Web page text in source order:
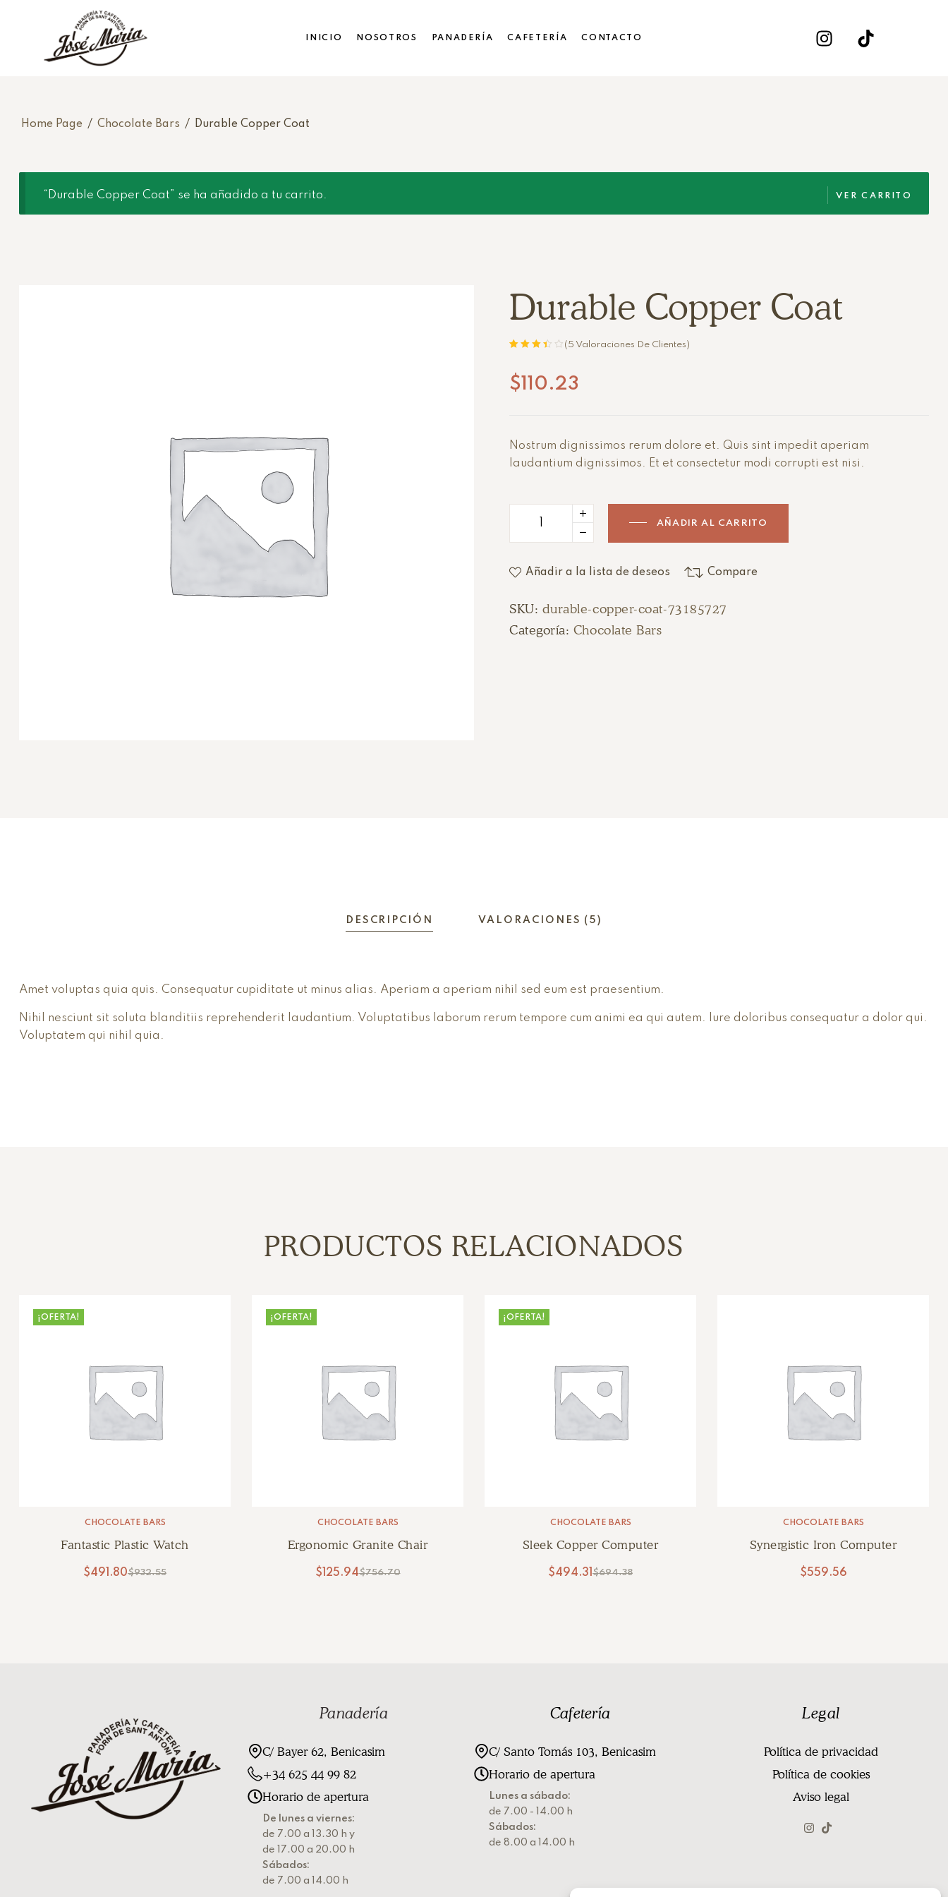
INICIO NOSOTROS PANADERÍA CAFETERÍA CONTACTO
Home Page / Chocolate Bars / Durable Copper Coat
“Durable Copper Coat” se ha añadido a tu carrito. VER CARRITO
Durable Copper Coat
de 5 en
(5 Valoraciones De Clientes)
$110.23
Nostrum dignissimos rerum dolore et. Quis sint impedit aperiam
laudantium dignissimos. Et et consectetur modi corrupti est nisi.
AÑADIR AL CARRITO
Añadir a la lista de deseos Compare
SKU: durable-copper-coat-73185727
Categoría: Chocolate Bars
DESCRIPCIÓN VALORACIONES (5)
Amet voluptas quia quis. Consequatur cupiditate ut minus alias. Aperiam a aperiam nihil sed eum est praesentium.
Nihil nesciunt sit soluta blanditiis reprehenderit laudantium. Voluptatibus laborum rerum tempore cum animi ea qui autem. Iure doloribus consequatur a dolor qui.
Voluptatem qui nihil quia.
PRODUCTOS RELACIONADOS
¡OFERTA!
CHOCOLATE BARS
Fantastic Plastic Watch
$932.55
$491.80
¡OFERTA!
CHOCOLATE BARS
Ergonomic Granite Chair
$756.70
$ 125.94
¡OFERTA!
CHOCOLATE BARS
Sleek Copper Computer
$694.38
$494.31
CHOCOLATE BARS
Synergistic Iron Computer
$559.56
Panadería
C/ Bayer 62, Benicasim
+34 625 44 99 82
Horario de apertura
De lunes a viernes:
de 7.00 a 13.30 h y
de 17.00 a 20.00 h
Sábados:
de 7.00 a 14.00 h
Cafetería
C/ Santo Tomás 103, Benicasim
Horario de apertura
Lunes a sábado:
de 7.00 - 14.00 h
Sábados:
de 8.00 a 14.00 h
Legal
Política de privacidad
Política de cookies
Aviso legal